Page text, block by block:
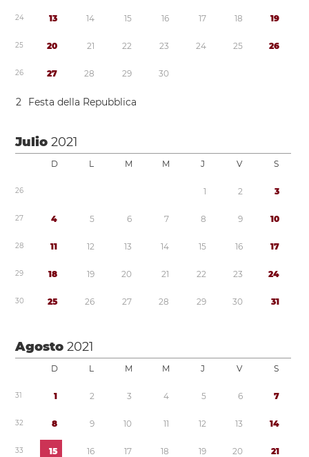
24 13 14 15 16 17 18 19
25 20 21 22 23 24 25 26
26 27 28 29 30
2 Festa della Repubblica
Julio2021
D L M M J V S
26 1 2 3
27 4 5 6 7 8 9 10
28 11 12 13 14 15 16 17
29 18 19 20 21 22 23 24
30 25 26 27 28 29 30 31
Agosto2021
D L M M J V S
31 1 2 3 4 5 6 7
32 8 9 10 11 12 13 14
33 15 16 17 18 19 20 21